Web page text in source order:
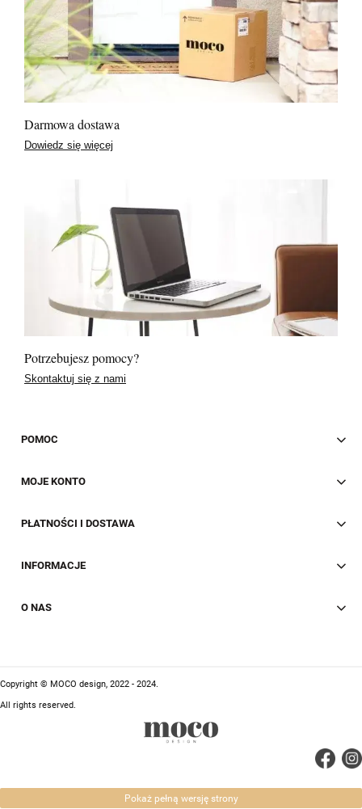
Darmowa dostawa
Dowiedz się więcej
Potrzebujesz pomocy?
Skontaktuj się z nami
POMOC
MOJE KONTO
PŁATNOŚCI I DOSTAWA
INFORMACJE
O NAS
Copyright © MOCO design, 2022 - 2024.
All rights reserved.
Pokaż pełną wersję strony